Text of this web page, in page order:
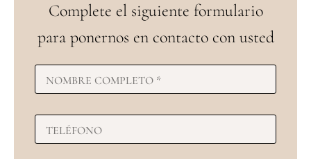
Complete el siguiente formulario
para ponernos en contacto con usted